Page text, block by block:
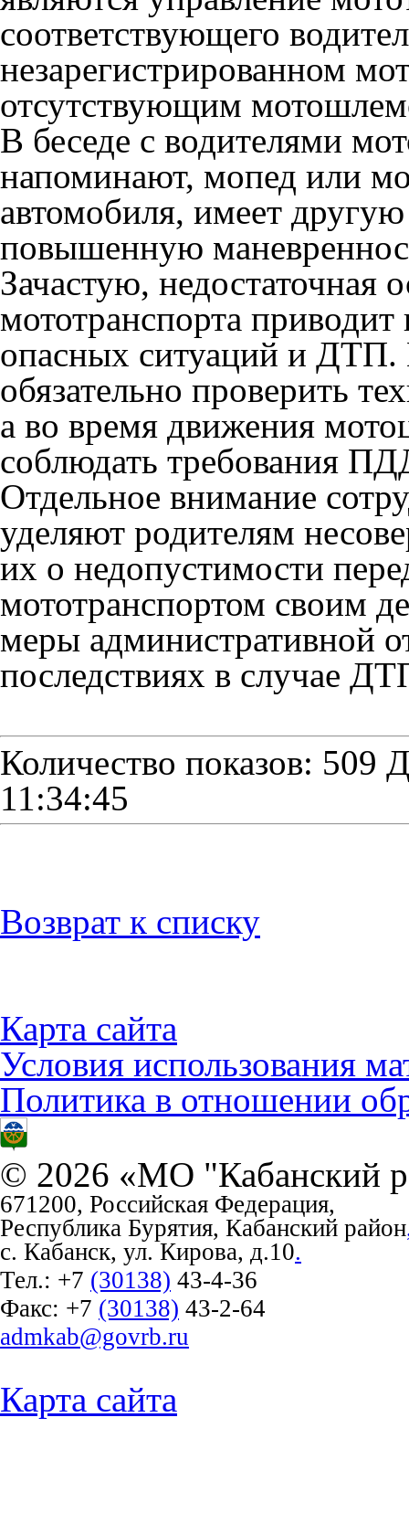
соответствующего
незарегистрированном
отсутствующим
В беседе с водителями
напоминают, мопед или
автомобиля, имеет
повышенную
Зачастую, недостаточная
мототранспорта
опасных ситуаций и
обязательно проверить
а во время движения
соблюдать требования
Отдельное внимание
уделяют родителям
их о недопустимости
мототранспортом своим
меры административной
последствиях в случае
Количество показов: 509
11:34:45
Возврат к списку
Карта сайта
Условия использования
Политика в отношении
© 2026 «МО "Кабанский
671200, Российская Федерация,
Республика Бурятия, Кабанский район
с. Кабанск, ул. Кирова, д.10.
Тел.: +7 (30138) 43-4-36
Факс: +7 (30138) 43-2-64
admkab@govrb.ru
Карта сайта